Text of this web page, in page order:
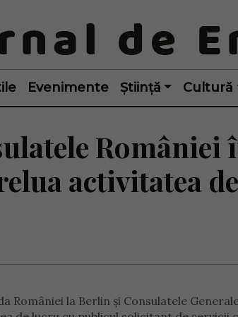
Evenimente Știință Cultură
României
activitatea
României la Berlin și Consulatele